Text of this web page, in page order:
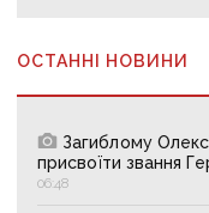
ОСТАННІ НОВИНИ
Загиблому
присвоїти звання
06:48